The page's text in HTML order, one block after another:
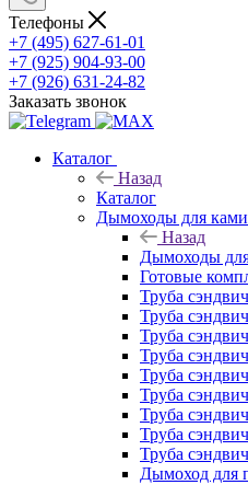
Телефоны
+7 (495) 627-61-01
+7 (925) 904-93-00
+7 (926) 631-24-82
Заказать звонок
Каталог
Назад
Каталог
Дымоходы для
Назад
Дымоходы
Готовые
Труба
Труба
Труба
Труба
Труба
Труба
Труба
Труба
Труба
Дымоход для